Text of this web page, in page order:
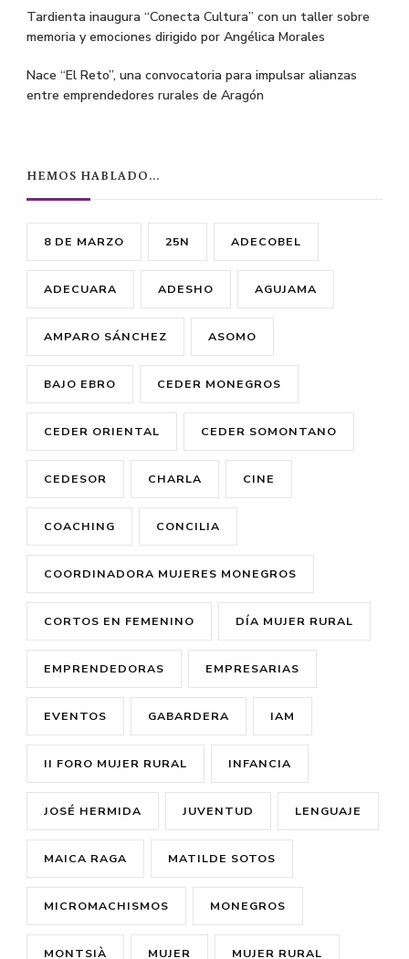
Tardienta inaugura “Conecta Cultura” con un taller sobre
memoria y emociones dirigido por Angélica Morales
Nace “El Reto”, una convocatoria para impulsar alianzas
entre emprendedores rurales de Aragón
HEMOS HABLADO…
8 DE MARZO 25N ADECOBEL
ADECUARA ADESHO AGUJAMA
AMPARO SÁNCHEZ ASOMO
BAJO EBRO CEDER MONEGROS
CEDER ORIENTAL CEDER SOMONTANO
CEDESOR CHARLA CINE
COACHING CONCILIA
COORDINADORA MUJERES MONEGROS
CORTOS EN FEMENINO DÍA MUJER RURAL
EMPRENDEDORAS EMPRESARIAS
EVENTOS GABARDERA IAM
II FORO MUJER RURAL INFANCIA
JOSÉ HERMIDA JUVENTUD LENGUAJE
MAICA RAGA MATILDE SOTOS
MICROMACHISMOS MONEGROS
MONTSIÀ MUJER MUJER RURAL